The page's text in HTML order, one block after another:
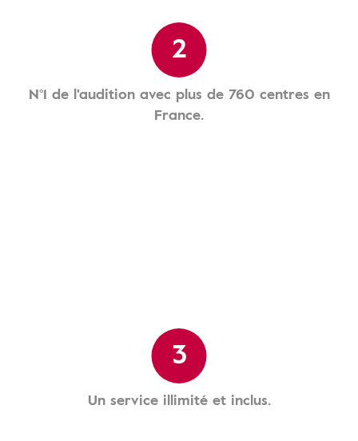
2
N°1 de l'audition avec plus de 760 centres en
France.
3
Un service illimité et inclus.